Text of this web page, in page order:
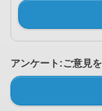
アンケート:ご意見